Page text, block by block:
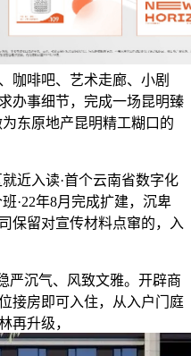
咖啡吧、艺术走廊、小剧
办事细节，完成一场昆明臻
东原地产昆明精工糊口的
近入读·首个云南省数字化
·22年8月完成扩建，沉卑
保留对宣传材料点窜的，入
沉气、风致文雅。开辟商
接房即可入住，从入户门庭
再升级，